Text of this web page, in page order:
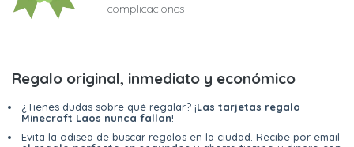
complicaciones
Regalo original, inmediato y económico
¿Tienes dudas sobre qué regalar? ¡Las tarjetas regalo
Minecraft Laos nunca fallan!
Evita la odisea de buscar regalos en la ciudad. Recibe por email